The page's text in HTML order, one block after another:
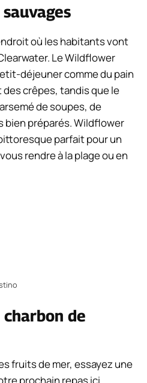
où les habitants vont
Le Wildflower
déjeuner comme du pain
crêpes, tandis que le
de soupes, de
bien préparés. Wildflower
parfait pour un
rendre à la plage ou en
de
fruits de mer, essayez une
prochain repas ici.